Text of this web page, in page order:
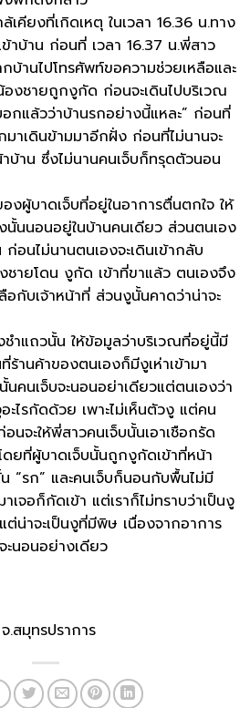
คียงที่เกิดเหตุ ในเวลา 16.36 น.ทาง
าบ้าน ก่อนที่ เวลา 16.37 น.พี่สาว
บ้านไปโทรศัพท์ขอความช่วยเหลือและ
งชายถูกงูกัด ก่อนจะเดินไปบริเวณ
กแล้วว่าบ้านรกอย่างนี้แหละ” ก่อนที่
มาเดินข้ามมาอีกฝั่ง ก่อนที่ไม่นานจะ
บ้าน ซึ่งไม่นานคนเจ็บก็ทรุดตัวนอน
งผู้บาดเจ็บที่อยู่ในอาการตื่นตกใจ ให้
นนอนอยู่ในบ้านคนเดียว ส่วนตนเอง
อนไม่นานตนเองจะเดินเข้ากลับ
ชายโดน งูกัด เข้าที่ขาแล้ว ตนเองจึง
กับเจ้าหน้าที่ ส่วนงูนั้นคาดว่าน่าจะ
ชำแถวนั้น ให้ข้อมูลว่าบริเวณที่อยู่นี้มี
ร้านค้าของตนเองก็มีงูเห่าเข้ามา
คนเจ็บจะนอนอย่าเดียวแต่ตนเองว่า
ะไรกัดด้วย เพาะไม่เห็นตัวงู แต่คน
นจะให้พี่สาวคนเจ็บนั้นเอาเชือกรัด
ยที่ผู้บาดเจ็บนั้นถูกงูกัดเข้าที่หน้า
“รก” และคนเจ็บก็นอนกับพื้นไม่มี
เจอก็กัดเข้า แต่เราก็ไม่ทราบว่าเป็นงู
ต่น่าจะเป็นงูที่มีพิษ เนื่องจากอาการ
ะนอนอย่างเดียว
.สมุทรปราการ